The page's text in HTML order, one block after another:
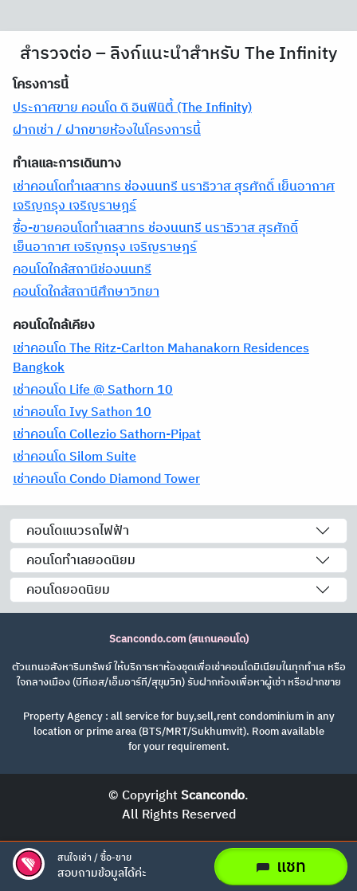
สำรวจต่อ – ลิงก์แนะนำสำหรับ The Infinity
โครงการนี้
ประกาศขาย คอนโด ดิ อินฟินิตี้ (The Infinity)
ฝากเช่า / ฝากขายห้องในโครงการนี้
ทำเลและการเดินทาง
เช่าคอนโดทำเลสาทร ช่องนนทรี นราธิวาส สุรศักดิ์ เย็นอากาศ
เจริญกรุง เจริญราษฎร์
ซื้อ-ขายคอนโดทำเลสาทร ช่องนนทรี นราธิวาส สุรศักดิ์
เย็นอากาศ เจริญกรุง เจริญราษฎร์
คอนโดใกล้สถานีช่องนนทรี
คอนโดใกล้สถานีศึกษาวิทยา
คอนโดใกล้เคียง
เช่าคอนโด The Ritz-Carlton Mahanakorn Residences
Bangkok
เช่าคอนโด Life @ Sathorn 10
เช่าคอนโด Ivy Sathon 10
เช่าคอนโด Collezio Sathorn-Pipat
เช่าคอนโด Silom Suite
เช่าคอนโด Condo Diamond Tower
คอนโดแนวรถไฟฟ้า
คอนโดทำเลยอดนิยม
คอนโดยอดนิยม
Scancondo.com (สแกนคอนโด)
ตัวแทนอสังหาริมทรัพย์ ให้บริการหาห้องชุดเพื่อเช่าคอนโดมิเนียมในทุกทำเล หรือ
ใจกลางเมือง (บีทีเอส/เอ็มอาร์ที/สุขุมวิท) รับฝากห้องเพื่อหาผู้เช่า หรือฝากขาย
Property Agency : all service for buy,sell,rent condominium in any
location or prime area (BTS/MRT/Sukhumvit). Room available
for your requirement.
© CopyrightScancondo.
All Rights Reserved
สนใจเช่า / ซื้อ-ขาย
สอบถามข้อมูลได้ค่ะ แชท